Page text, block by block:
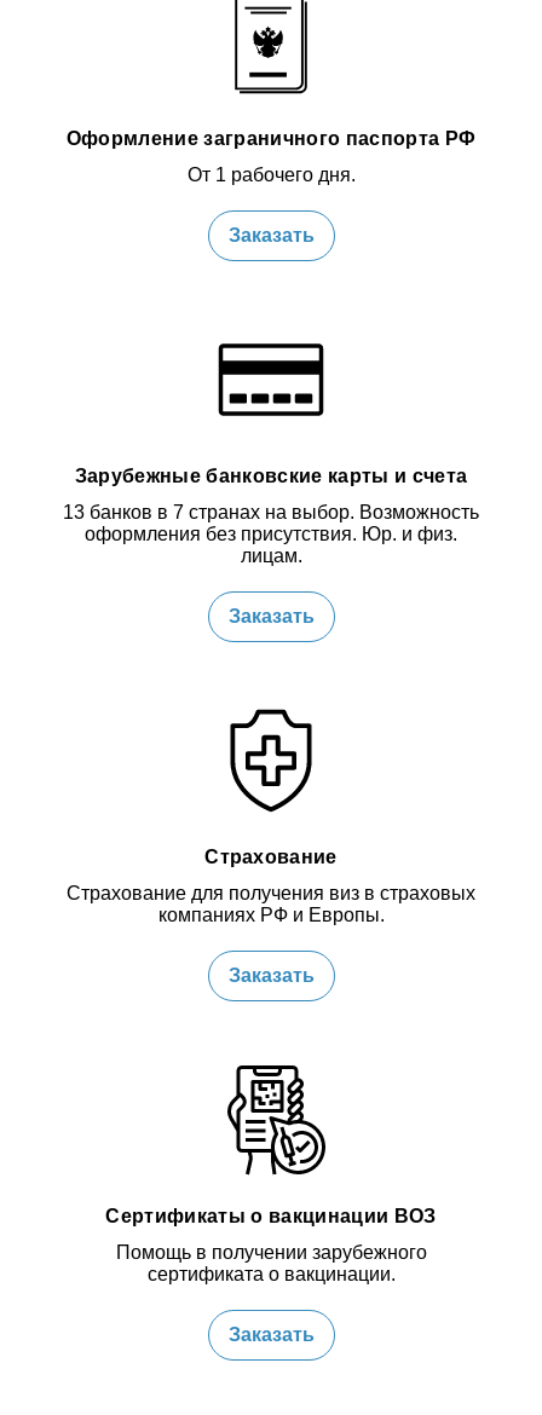
Оформление заграничного паспорта РФ
От 1 рабочего дня.
Заказать
Зарубежные банковские карты и счета
13 банков в 7 странах на выбор. Возможность
оформления без присутствия. Юр. и физ.
лицам.
Заказать
Страхование
Страхование для получения виз в страховых
компаниях РФ и Европы.
Заказать
Сертификаты о вакцинации ВОЗ
Помощь в получении зарубежного
сертификата о вакцинации.
Заказать